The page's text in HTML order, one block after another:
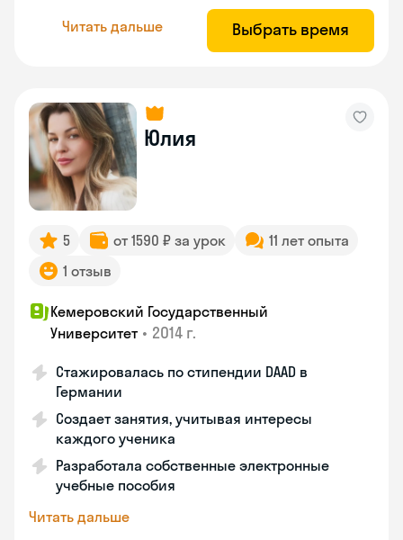
Читать дальше Выбрать время
Юлия
5 от 1590 ₽ за урок
11 лет опыта
1 отзыв
Кемеровский Государственный
Университет • 2014 г.
Стажировалась по стипендии DAAD в
Германии
Создает занятия, учитывая интересы
каждого ученика
Разработала собственные электронные
учебные пособия
Читать дальше